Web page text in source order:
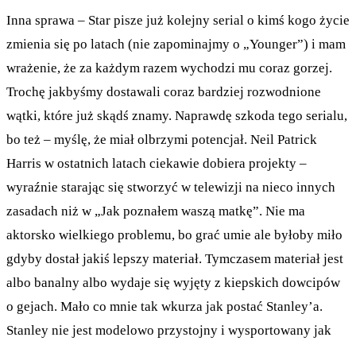
Inna sprawa – Star pisze już kolejny serial o kimś kogo życie
zmienia się po latach (nie zapominajmy o „Younger”) i mam
wrażenie, że za każdym razem wychodzi mu coraz gorzej.
Trochę jakbyśmy dostawali coraz bardziej rozwodnione
wątki, które już skądś znamy. Naprawdę szkoda tego serialu,
bo też – myślę, że miał olbrzymi potencjał. Neil Patrick
Harris w ostatnich latach ciekawie dobiera projekty –
wyraźnie starając się stworzyć w telewizji na nieco innych
zasadach niż w „Jak poznałem waszą matkę”. Nie ma
aktorsko wielkiego problemu, bo grać umie ale byłoby miło
gdyby dostał jakiś lepszy materiał. Tymczasem materiał jest
albo banalny albo wydaje się wyjęty z kiepskich dowcipów
o gejach. Mało co mnie tak wkurza jak postać Stanley’a.
Stanley nie jest modelowo przystojny i wysportowany jak